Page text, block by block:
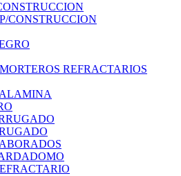
CONSTRUCCION
REFRACTARIOS